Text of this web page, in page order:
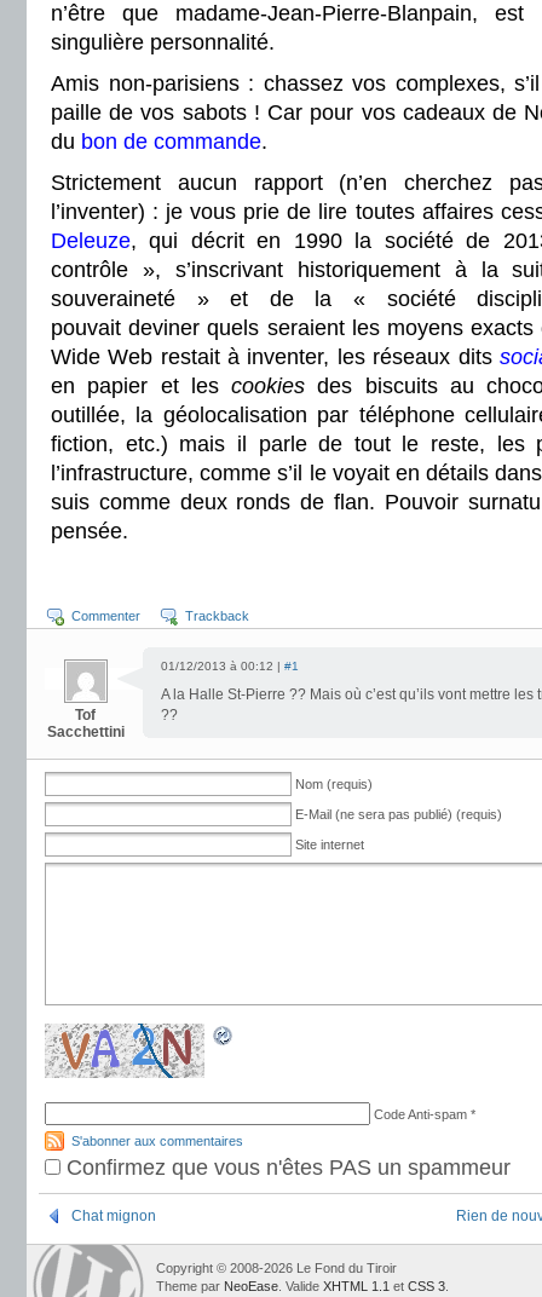
n’être que madame-Jean-Pierre-Blanpain,
singulière personnalité.
Amis non-parisiens : chassez vos complexes,
paille de vos sabots ! Car pour vos cadeaux de
du bon de commande.
Strictement aucun rapport (n’en cherchez
l’inventer) : je vous prie de lire toutes affaires
Deleuze, qui décrit en 1990 la société de
contrôle », s’inscrivant historiquement à la
souveraineté » et de la « société
pouvait deviner quels seraient les moyens
Wide Web restait à inventer, les réseaux dits
en papier et les cookies des biscuits au
outillée, la géolocalisation par téléphone
fiction, etc.) mais il parle de tout le reste, les
l’infrastructure, comme s’il le voyait en détails
suis comme deux ronds de flan. Pouvoir
pensée.
Commenter Trackback
Tof
Sacchettini
01/12/2013 à 00:12 | #1
A la Halle St-Pierre ?? Mais où c’est qu’ils vont mettre
??
Nom (requis)
E-Mail (ne sera pas publié) (requis)
Site internet
Code Anti-spam *
S'abonner aux commentaires
Confirmez que vous n'êtes PAS un spammeur
Chat mignon Rien de
Copyright © 2008-2026 Le Fond du Tiroir
Theme par NeoEase . Valide XHTML 1.1 et CSS 3